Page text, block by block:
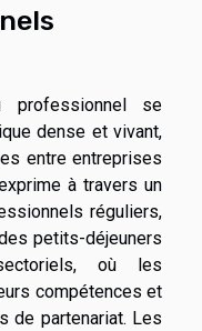
professionnel se
dense et vivant,
entre entreprises
à travers un
réguliers,
petits-déjeuners
où les
compétences et
de partenariat. Les